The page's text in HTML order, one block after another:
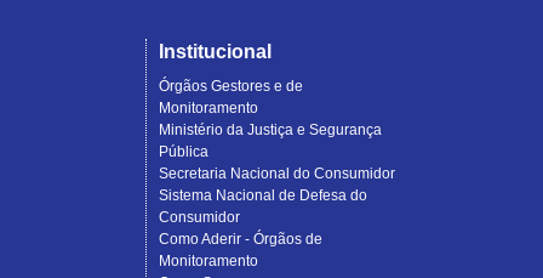
Institucional
Órgãos Gestores e de
Monitoramento
Ministério da Justiça e Segurança
Pública
Secretaria Nacional do Consumidor
Sistema Nacional de Defesa do
Consumidor
Como Aderir - Órgãos de
Monitoramento